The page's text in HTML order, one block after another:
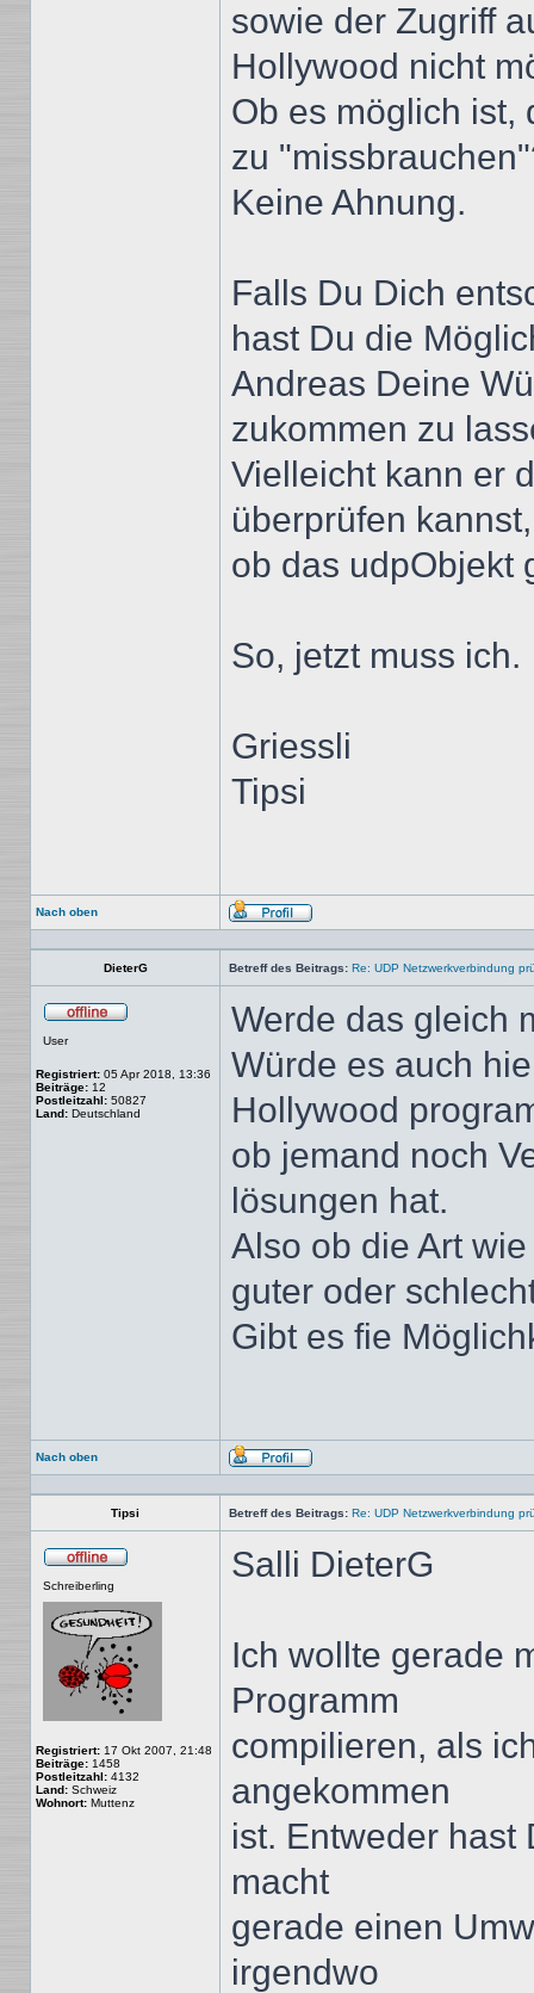
sowie der Zugriff
Hollywood nicht
Ob es möglich ist,
zu
Keine Ahnung.
Falls Du Dich
hast Du die
Andreas Deine
zukommen zu
Vielleicht kann er
überprüfen kannst,
ob das udpObjekt
So, jetzt muss ich.
Griessli
Tipsi
Nach oben
Profil
DieterG Betreff des Beitrags: Re: UDP Netzwerkverbindung
User
Registriert: 05 Apr 2018, 13:36
Beiträge: 12
Postleitzahl: 50827
Land: Deutschland
Werde das gleich
Würde es auch
Hollywood
ob jemand noch
lösungen hat.
Also ob die Art
guter oder
Gibt es fie
Nach oben
Profil
Tipsi Betreff des Beitrags: Re: UDP Netzwerkverbindung
Schreiberling
Registriert: 17 Okt 2007, 21:48
Beiträge: 1458
Postleitzahl: 4132
Land: Schweiz
Wohnort: Muttenz
Salli DieterG
Ich wollte gerade
Programm
compilieren, als
angekommen
ist. Entweder hast
macht
gerade einen
irgendwo